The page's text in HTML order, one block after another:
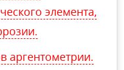
элемента,
аргентометрии.